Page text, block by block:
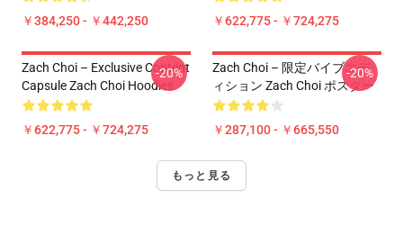
￥384,250 - ￥442,250 ￥622,775 - ￥724,275
Zach Choi – Exclusive Content
Capsule Zach Choi Hoodies
￥622,775 - ￥724,275
-20%
Zach Choi – 限定バイブエデ
ィション Zach Choi ポスター
￥287,100 - ￥665,550
-20%
もっと見る